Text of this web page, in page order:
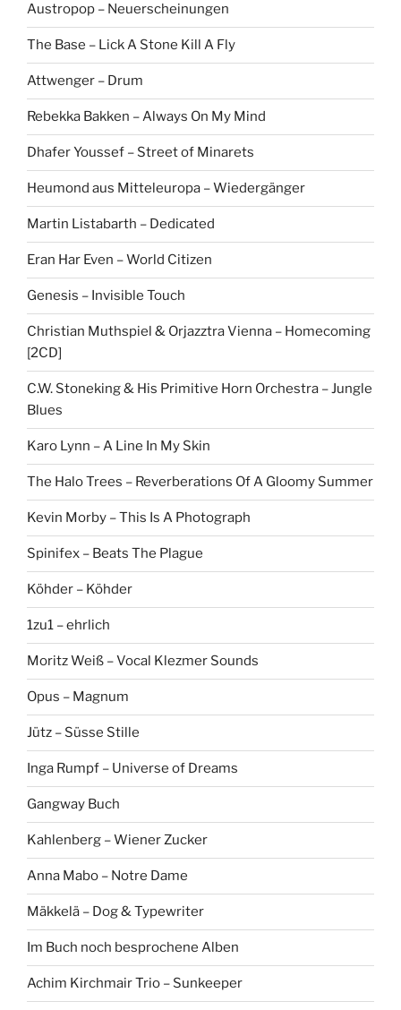
Austropop – Neuerscheinungen
The Base – Lick A Stone Kill A Fly
Attwenger – Drum
Rebekka Bakken – Always On My Mind
Dhafer Youssef – Street of Minarets
Heumond aus Mitteleuropa – Wiedergänger
Martin Listabarth – Dedicated
Eran Har Even – World Citizen
Genesis – Invisible Touch
Christian Muthspiel & Orjazztra Vienna – Homecoming
[2CD]
C.W. Stoneking & His Primitive Horn Orchestra – Jungle
Blues
Karo Lynn – A Line In My Skin
The Halo Trees – Reverberations Of A Gloomy Summer
Kevin Morby – This Is A Photograph
Spinifex – Beats The Plague
Köhder – Köhder
1zu1 – ehrlich
Moritz Weiß – Vocal Klezmer Sounds
Opus – Magnum
Jütz – Süsse Stille
Inga Rumpf – Universe of Dreams
Gangway Buch
Kahlenberg – Wiener Zucker
Anna Mabo – Notre Dame
Mäkkelä – Dog & Typewriter
Im Buch noch besprochene Alben
Achim Kirchmair Trio – Sunkeeper